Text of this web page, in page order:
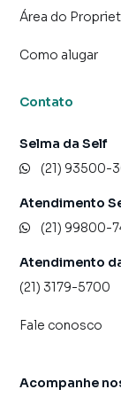
serviços,
acessibilidade,
público
como:
Advocacia;
Contabilidade;
Empresas de
Corretoras;
Agências de
Profissionais
Área do
Como alugar
Contato
Selma da Self
(21) 93500-
Atendimento
(21) 99800-
Atendimento
(21) 3179-5700
Fale conosco
Acompanhe